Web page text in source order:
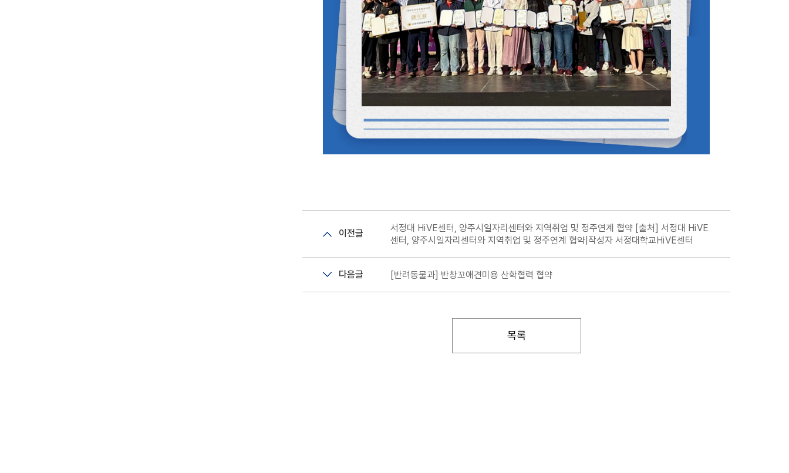
이전글
서정대 HiVE센터, 양주시일자리센터와 지역취업 및 정주연계 협약 [출처] 서정대 HiVE
센터, 양주시일자리센터와 지역취업 및 정주연계 협약|작성자 서정대학교HiVE센터
다음글 [반려동물과] 반창꼬애견미용 산학협력 협약
목록